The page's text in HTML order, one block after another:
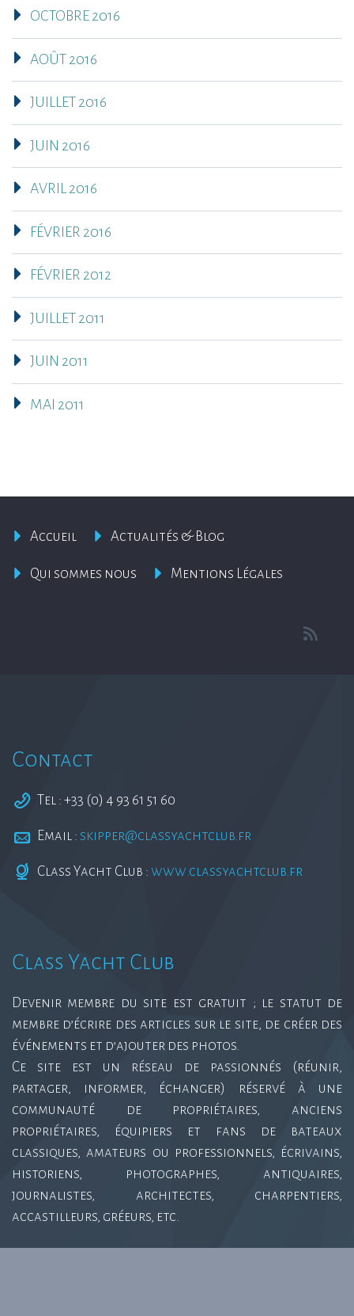
OCTOBRE 2016
AOÛT 2016
JUILLET 2016
JUIN 2016
AVRIL 2016
FÉVRIER 2016
FÉVRIER 2012
JUILLET 2011
JUIN 2011
MAI 2011
Accueil Actualités & Blog
Qui sommes nous Mentions Légales
Contact
Tel : +33 (0) 4 93 61 51 60
Email : skipper@classyachtclub.fr
Class Yacht Club : www.classyachtclub.fr
Class Yacht Club
Devenir membre du site est gratuit ; le statut de
membre d’écrire des articles sur le site, de créer des
événements et d’ajouter des photos.
Ce site est un réseau de passionnés (réunir,
partager, informer, échanger) réservé à une
communauté de propriétaires, anciens
propriétaires, équipiers et fans de bateaux
classiques, amateurs ou professionnels, écrivains,
historiens, photographes, antiquaires,
journalistes, architectes, charpentiers,
accastilleurs, gréeurs, etc.